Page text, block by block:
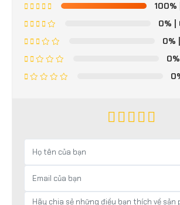
100%
0% |
0%
0%